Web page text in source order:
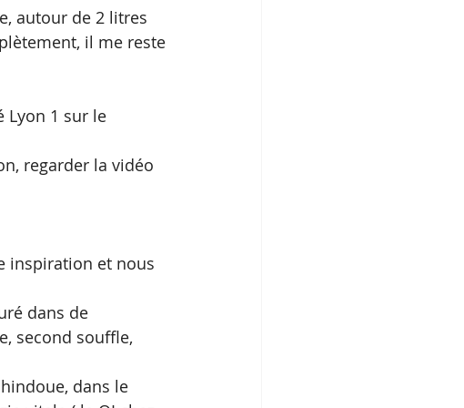
autour de 2 litres
il me reste
Lyon 1 sur le
regarder la vidéo
inspiration et nous
dans de
second souffle,
dans le